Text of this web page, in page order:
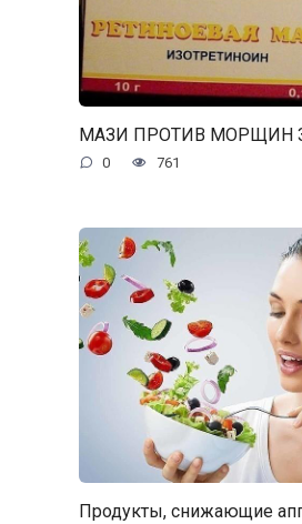
МАЗИ ПРОТИВ МОРЩИН
0 761
Продукты, снижающие